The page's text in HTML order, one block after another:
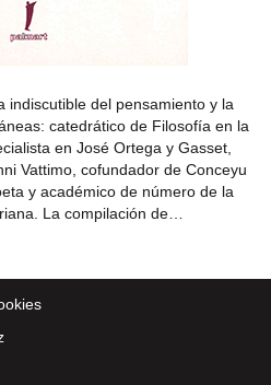
indiscutible del pensamiento y la
catedrático de Filosofía en la
en José Ortega y Gasset,
Vattimo, cofundador de Conceyu
y académico de número de la
La compilación de…